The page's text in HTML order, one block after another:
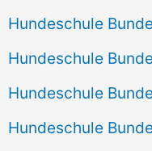
Hundeschule
Hundeschule
Hundeschule
Hundeschule